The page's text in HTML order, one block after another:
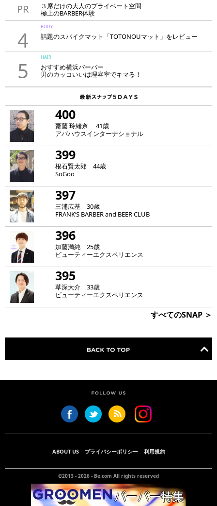
PR
３席だけの大人のプライベート空間
極上のBARBER体験
「LAVIE NEW STANDARD BARBER HANARE新宿店」
4
BODY
話題のスパイクマット「TOTONOUマット」をレビュー
5
HAIR
おすすめ横浜バーバー
男のカッコいいは理容室でキマる！
400
齋藤 玲緒奈 41歳
アバハウスインターナショナル
399
根石賢太郎 44歳
SoGoo
397
三浦広基 30歳
FRANK‘S BARBER and BEER CLUB
396
加藤満純 25歳
ビューティーエクスペリエンス
395
草深大介 33歳
ビューティーエクスペリエンス
すべてのSNAP ＞
ABOUT US プライバシーポリシー 利用規約
©2013 - 2026 - Be.com All rights reserved